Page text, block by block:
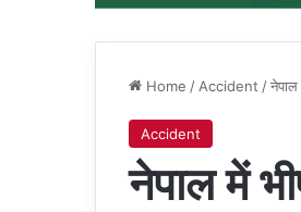
Home / Accident /
Accident
नेपाल में